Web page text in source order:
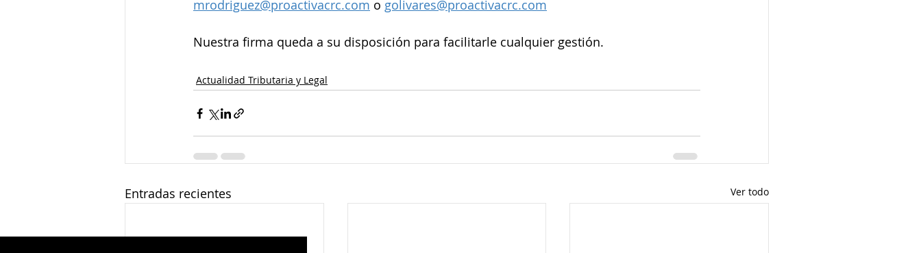
mrodriguez@proactivacrc.com o golivares@proactivacrc.com
Nuestra firma queda a su disposición para facilitarle cualquier gestión.
Actualidad Tributaria y Legal
Entradas recientes Ver todo